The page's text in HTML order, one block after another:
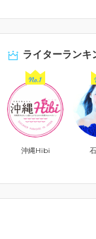
ライターランキ
沖縄Hibi